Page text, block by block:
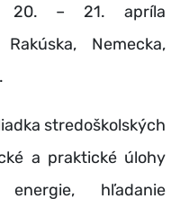
20. – 21. apríla
Nemecka,
stredoškolských
a praktické úlohy
hľadanie